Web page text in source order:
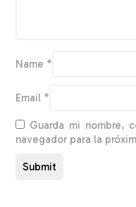
Name *
Email *
Guarda mi nombre,
navegador para la